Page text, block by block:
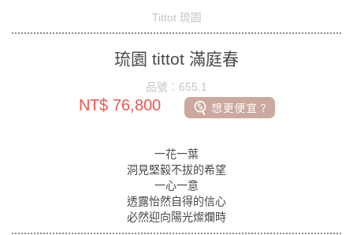
Tittot 琉園
琉園 tittot 滿庭春
品號：655.1
NT$ 76,800
一花一葉
洞見堅毅不拔的希望
一心一意
透露怡然自得的信心
必然迎向陽光燦爛時